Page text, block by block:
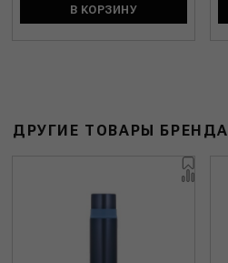
В КОРЗИНУ
ДРУГИЕ ТОВАРЫ БРЕНДА